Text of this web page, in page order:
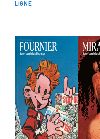
LIGNE